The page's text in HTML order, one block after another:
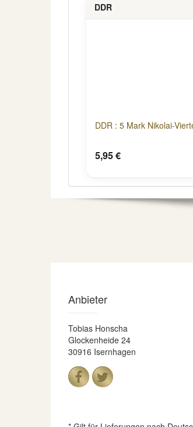
DDR
DDR : 5 Mark Nikolai-
5,95 €
Anbieter
Tobias Honscha
Glockenheide 24
30916 Isernhagen